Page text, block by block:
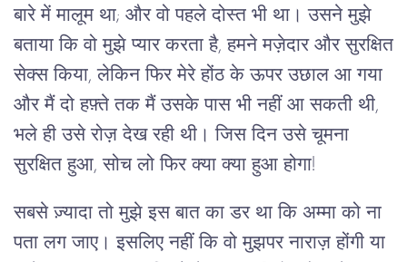
बारे में मालूम था; और वो पहले दोस्त भी था। उसने मुझे
बताया कि वो मुझे प्यार करता है, हमने मज़ेदार और सुरक्षित
सेक्स किया, लेकिन फिर मेरे होंठ के ऊपर उछाल आ गया
और मैं दो हफ़्ते तक मैं उसके पास भी नहीं आ सकती थी,
भले ही उसे रोज़ देख रही थी। जिस दिन उसे चूमना
सुरक्षित हुआ, सोच लो फिर क्या क्या हुआ होगा!
सबसे ज़्यादा तो मुझे इस बात का डर था कि अम्मा को ना
पता लग जाए। इसलिए नहीं कि वो मुझपर नाराज़ होंगी या